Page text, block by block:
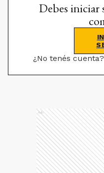
Debes iniciar
¿No tenés cuenta?
Ads